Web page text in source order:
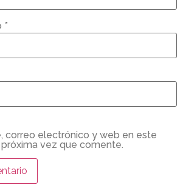
*
correo electrónico y web en este
vez que comente.